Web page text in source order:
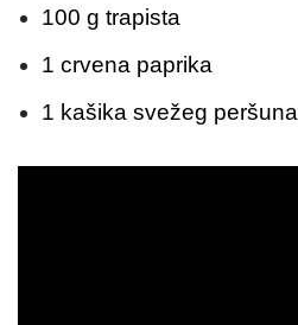
100 g trapista
1 crvena paprika
1 kašika svežeg peršuna